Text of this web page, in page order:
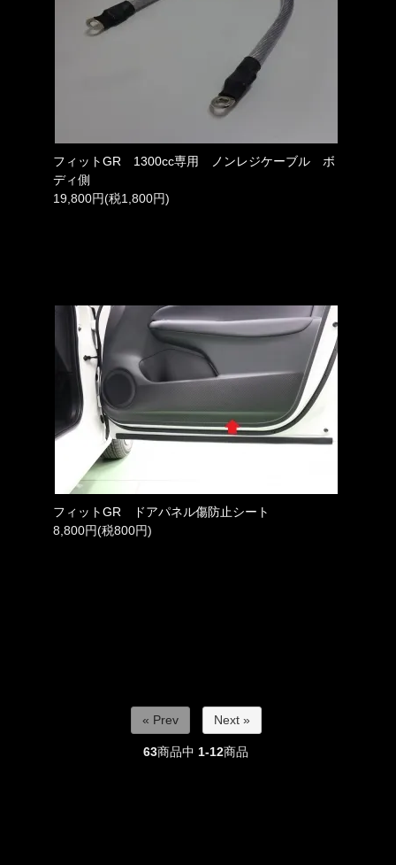
フィットGR 1300cc専用 ノンレジケーブル ボ
ディ側
19,800円(税1,800円)
フィットGR ドアパネル傷防止シート
8,800円(税800円)
« Prev Next »
63商品中 1-12商品